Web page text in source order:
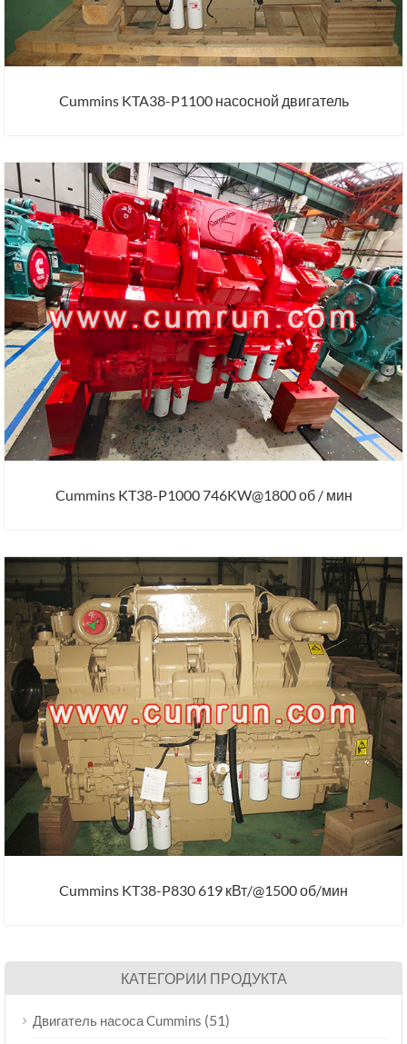
Cummins KTA38-P1100 насосной двигатель
Cummins KT38-P1000 746KW@1800 об / мин
Cummins KT38-P830 619 кВт/@1500 об/мин
КАТЕГОРИИ ПРОДУКТА
Двигатель насоса Cummins (51)